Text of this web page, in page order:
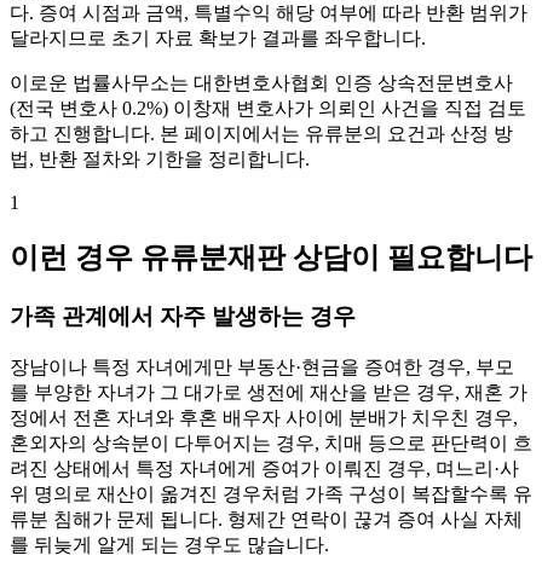
다. 증여 시점과 금액, 특별수익 해당 여부에 따라 반환 범위가
달라지므로 초기 자료 확보가 결과를 좌우합니다.
이로운 법률사무소는 대한변호사협회 인증 상속전문변호사
(전국 변호사 0.2%) 이창재 변호사가 의뢰인 사건을 직접 검토
하고 진행합니다. 본 페이지에서는 유류분의 요건과 산정 방
법, 반환 절차와 기한을 정리합니다.
1
이런 경우 유류분재판 상담이 필요합니다
가족 관계에서 자주 발생하는 경우
장남이나 특정 자녀에게만 부동산·현금을 증여한 경우, 부모
를 부양한 자녀가 그 대가로 생전에 재산을 받은 경우, 재혼 가
정에서 전혼 자녀와 후혼 배우자 사이에 분배가 치우친 경우,
혼외자의 상속분이 다투어지는 경우, 치매 등으로 판단력이 흐
려진 상태에서 특정 자녀에게 증여가 이뤄진 경우, 며느리·사
위 명의로 재산이 옮겨진 경우처럼 가족 구성이 복잡할수록 유
류분 침해가 문제 됩니다. 형제간 연락이 끊겨 증여 사실 자체
를 뒤늦게 알게 되는 경우도 많습니다.